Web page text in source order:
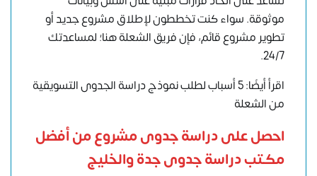
موثوقة. سواء كنت تخططون لإطلاق مشروع جديد أو
تطوير مشروع قائم، فإن فريق الشعلة هنا؛ لمساعدتك
24/7.
اقرأ أيضًا: 5 أسباب لطلب نموذج دراسة الجدوى التسويقية
من الشعلة
احصل على دراسة جدوى مشروع من أفضل
مكتب دراسة جدوى جدة والخليج